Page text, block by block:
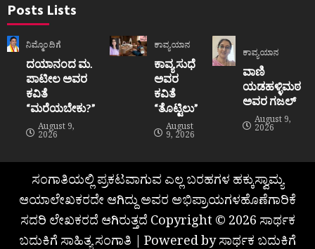
Posts Lists
ನಿಮ್ಮೊಂದಿಗೆ
ದಯಾನಂದ ಮ.
ಪಾಟೀಲ ಅವರ
ಕವಿತೆ
“ಮರೆಯಬೇಕು?”
August 9,
2026
ಕಾವ್ಯಯಾನ
ಕಾವ್ಯ ಸುಧೆ
ಅವರ
ಕವಿತೆ
“ತೊಟ್ಟಿಲು”
August
9, 2026
ಕಾವ್ಯಯಾನ
ವಾಣಿ
ಯಡಹಳ್ಳಿಮಠ
ಅವರ ಗಜಲ್
August 9,
2026
ಸಂಗಾತಿಯಲ್ಲಿ ಪ್ರಕಟವಾಗುವ ಎಲ್ಲ ಬರಹಗಳ ಹಕ್ಕುಸ್ವಾಮ್ಯ
ಆಯಾಲೇಖಕರದೇ ಆಗಿದ್ದು ಅವರ ಅಭಿಪ್ರಾಯಗಳಹೊಣೆಗಾರಿಕೆ
ಸದರಿ ಲೇಖಕರದೆ ಆಗಿರುತ್ತದೆ Copyright © 2026 ಸಾರ್ಥಕ
ಬದುಕಿಗೆ ಸಾಹಿತ್ಯ ಸಂಗಾತಿ | Powered by ಸಾರ್ಥಕ ಬದುಕಿಗೆ